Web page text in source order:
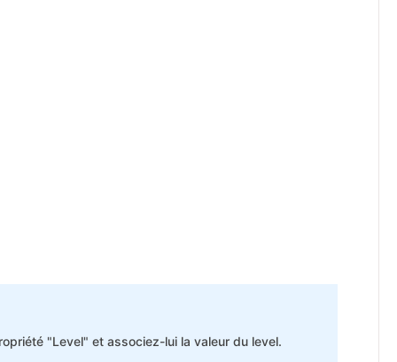
"Level" et associez-lui la valeur du level.